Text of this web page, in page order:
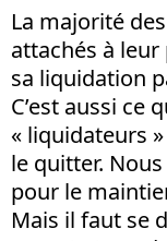
La majorité
attachés à leur
sa liquidation
C’est aussi ce
« liquidateurs
le quitter.
pour le
Mais il faut se